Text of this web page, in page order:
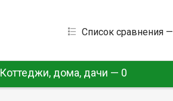
Список сравнения —
Коттеджи, дома, дачи — 0